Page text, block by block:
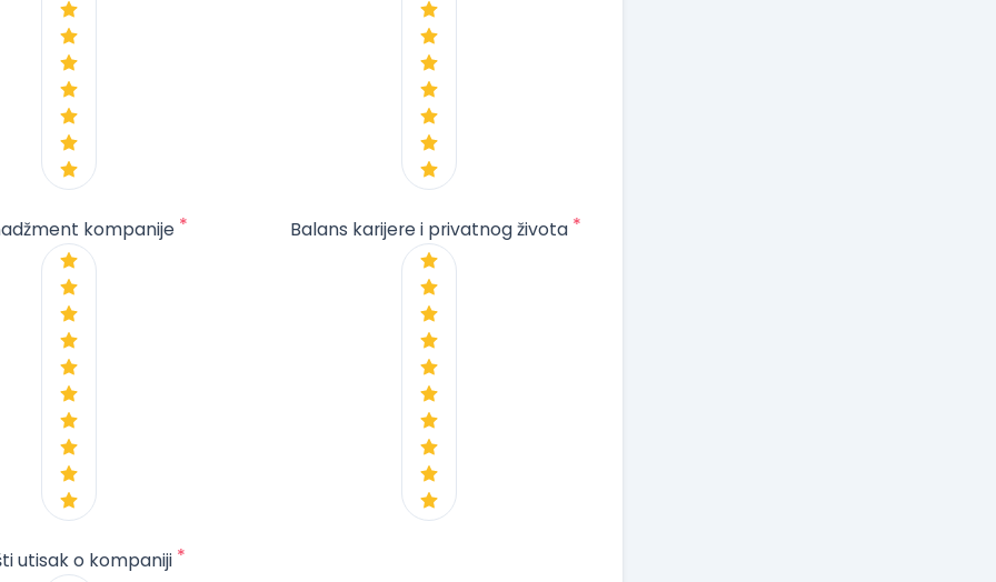
kompanije * Balans karijere i privatnog života *
utisak o kompaniji *